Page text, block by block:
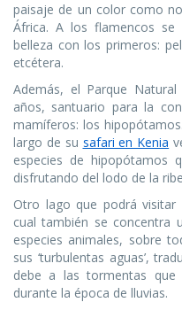
paisaje de un color como
África. A los flamencos se
belleza con los primeros:
etcétera.
Además, el Parque
años, santuario para la
mamíferos: los
largo de su safari en Kenia
especies de hipopótamos
disfrutando del lodo de la
Otro lago que podrá visitar
cual también se concentra
especies animales, sobre
sus ‘turbulentas aguas’,
debe a las tormentas
durante la época de lluvias.